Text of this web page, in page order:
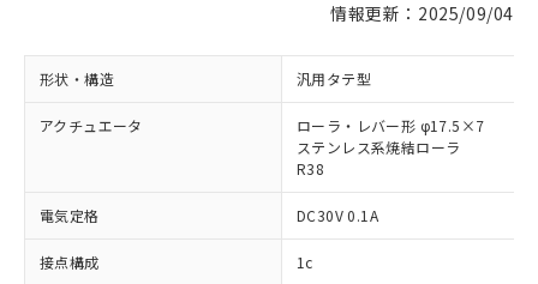
情報更新：2025/09/04
形状・構造 汎用タテ型
アクチュエータ
ローラ・レバー形 φ17.5×7
ステンレス系焼結ローラ
R38
電気定格 DC30V 0.1A
接点構成 1c